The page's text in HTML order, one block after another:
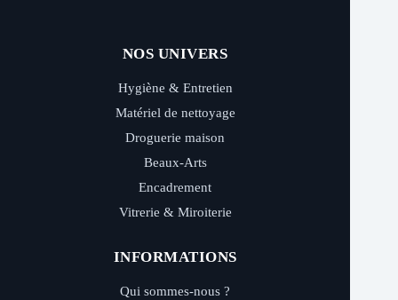
NOS UNIVERS
Hygiène & Entretien
Matériel de nettoyage
Droguerie maison
Beaux-Arts
Encadrement
Vitrerie & Miroiterie
INFORMATIONS
Qui sommes-nous ?